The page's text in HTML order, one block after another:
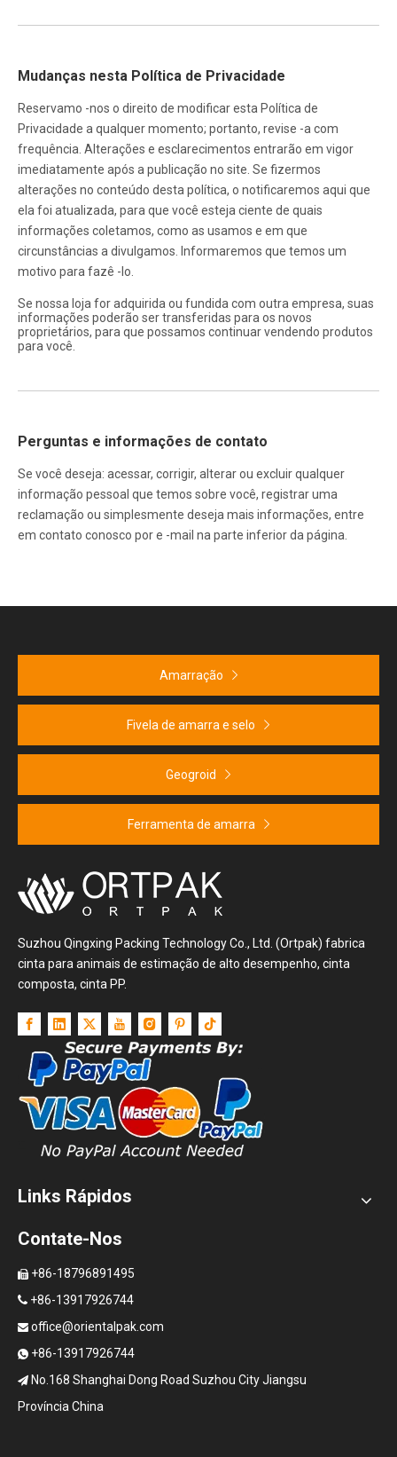
Mudanças nesta Política de Privacidade
Reservamo -nos o direito de modificar esta Política de
Privacidade a qualquer momento; portanto, revise -a com
frequência. Alterações e esclarecimentos entrarão em vigor
imediatamente após a publicação no site. Se fizermos
alterações no conteúdo desta política, o notificaremos aqui que
ela foi atualizada, para que você esteja ciente de quais
informações coletamos, como as usamos e em que
circunstâncias a divulgamos. Informaremos que temos um
motivo para fazê -lo.
Se nossa loja for adquirida ou fundida com outra empresa, suas
informações poderão ser transferidas para os novos
proprietários, para que possamos continuar vendendo produtos
para você.
Perguntas e informações de contato
Se você deseja: acessar, corrigir, alterar ou excluir qualquer
informação pessoal que temos sobre você, registrar uma
reclamação ou simplesmente deseja mais informações, entre
em contato conosco por e -mail na parte inferior da página.
Amarração
Fivela de amarra e selo
Geogroid
Ferramenta de amarra
Suzhou Qingxing Packing Technology Co., Ltd. (Ortpak) fabrica
cinta para animais de estimação de alto desempenho, cinta
composta, cinta PP.
Links Rápidos
Contate-Nos
 +86-18796891495
 +86-13917926744
 office@orientalpak.com
 +86-13917926744
 No.168 Shanghai Dong Road Suzhou City Jiangsu
Província China